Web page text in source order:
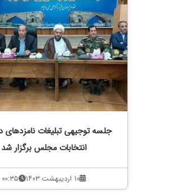
جلسه توجیهی تبلیغات نامزدهای
انتخابات مجلس برگزار شد
۱۰ اردیبهشت ۱۴۰۳ ۰۰:۳۵